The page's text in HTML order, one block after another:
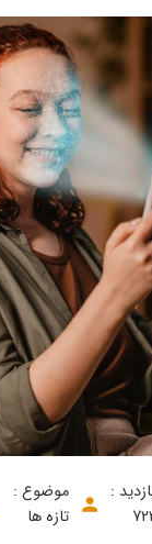
:
موضوع :
تازه ها